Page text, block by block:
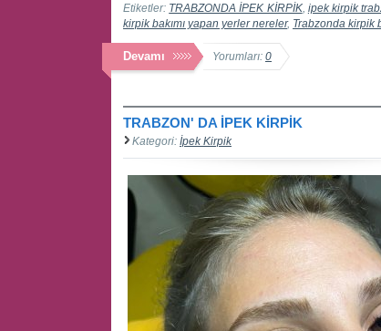
Etiketler: TRABZONDA İPEK KİRPİK, ipek kirpik
kirpik bakımı yapan yerler nereler, Trabzonda kirpik
Devamı Yorumları: 0
TRABZON' DA İPEK KİRPİK
Kategori: İpek Kirpik